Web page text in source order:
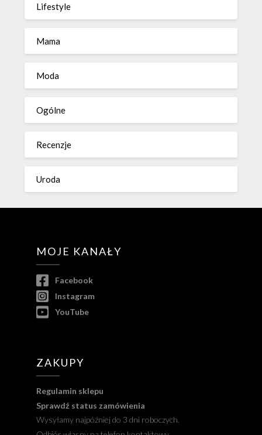
Lifestyle
Mama
Moda
Ogólne
Recenzje
Uroda
MOJE KANAŁY
Facebook
Instagram
YouTube
ZAKUPY
Regulamin sklepu
Sprawdź status zamówienia
Wysyłamy najpóźniej do 3 dni roboczych.